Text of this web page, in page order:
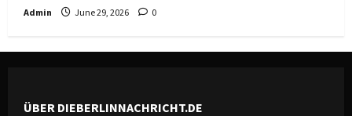
Admin June 29, 2026 0
ÜBER DIEBERLINNACHRICHT.DE